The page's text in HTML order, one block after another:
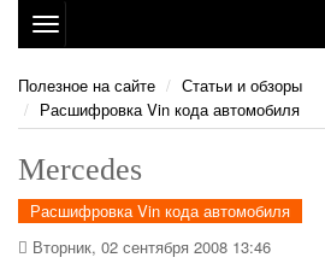
Toggle
navigation
Полезное на сайте
Статьи и обзоры
Расшифровка Vin кода автомобиля
Mercedes
Расшифровка Vin кода автомобиля
Вторник, 02 сентября 2008 13:46